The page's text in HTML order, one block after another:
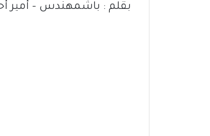
بقلم : باشمهندس – أمير